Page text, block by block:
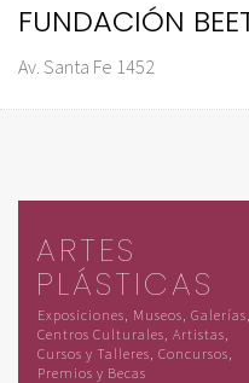
FUNDACIÓN
Av. Santa Fe 1452
ARTES
PLÁSTICAS
Exposiciones, Museos, Galerías,
Centros Culturales, Artistas,
Cursos y Talleres, Concursos,
Premios y Becas